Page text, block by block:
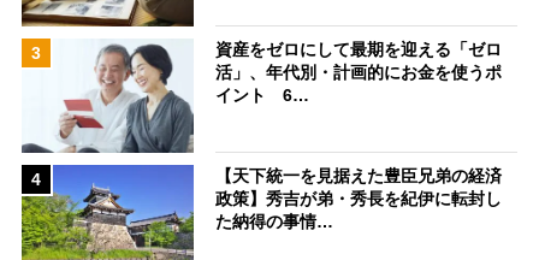
3
資産をゼロにして最期を迎える「ゼロ
活」、年代別・計画的にお金を使うポ
イント 6…
4
【天下統一を見据えた豊臣兄弟の経済
政策】秀吉が弟・秀長を紀伊に転封し
た納得の事情…